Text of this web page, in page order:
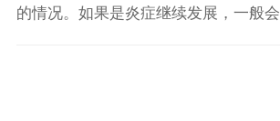
的情况。如果是炎症继续发展，一般